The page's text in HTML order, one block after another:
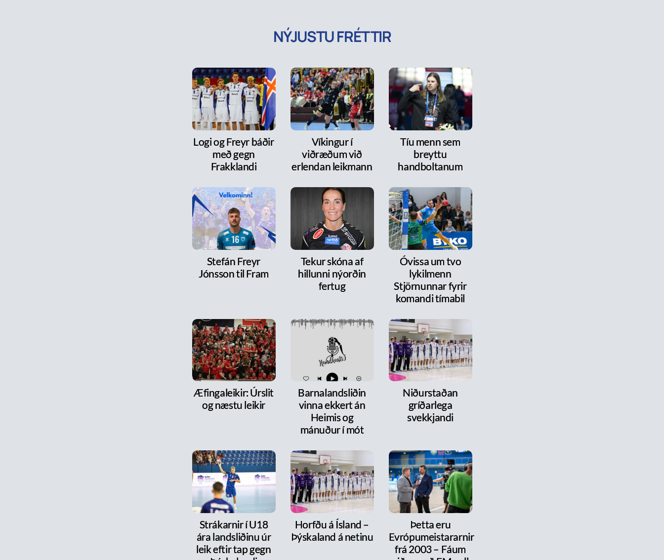
NÝJUSTU FRÉTTIR
Logi og Freyr báðir
með gegn
Frakklandi
Víkingur í
viðræðum við
erlendan leikmann
Tíu menn sem
breyttu
handboltanum
Stefán Freyr
Jónsson til Fram
Tekur skóna af
hillunni nýorðin
fertug
Óvissa um tvo
lykilmenn
Stjörnunnar fyrir
komandi tímabil
Æfingaleikir: Úrslit
og næstu leikir
Barnalandsliðin
vinna ekkert án
Heimis og
mánuður í mót
Niðurstaðan
gríðarlega
svekkjandi
Strákarnir í U18
ára landsliðinu úr
leik eftir tap gegn
Horfðu á Ísland –
Þýskaland á netinu
Þetta eru
Evrópumeistararnir
frá 2003 – Fáum